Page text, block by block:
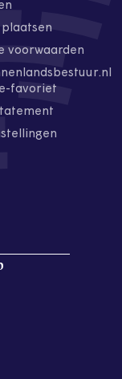
voorwaarden
favoriet